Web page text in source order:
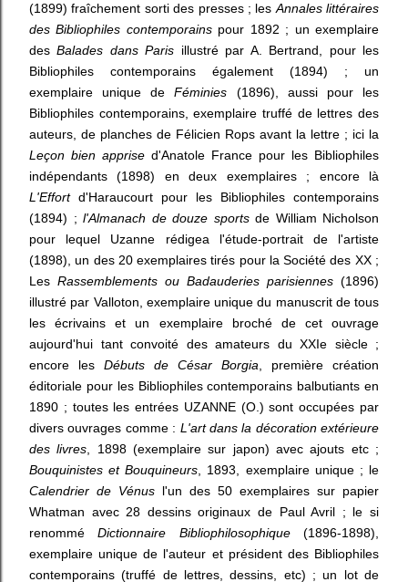
(1899) fraîchement sorti des presses ; lesAnnales littéraires
des Bibliophiles contemporainspour 1892 ; un exemplaire
desBalades dans Paris illustré par A. Bertrand, pour les
Bibliophiles contemporains également (1894) ; un
exemplaire unique deFéminies (1896), aussi pour les
Bibliophiles contemporains, exemplaire truffé de lettres des
auteurs, de planches de Félicien Rops avant la lettre ; ici la
Leçon bien apprise d'Anatole France pour les Bibliophiles
indépendants (1898) en deux exemplaires ; encore là
L'Effortd'Haraucourt pour les Bibliophiles contemporains
(1894) ; l'Almanach de douze sports de William Nicholson
pour lequel Uzanne rédigea l'étude-portrait de l'artiste
(1898), un des 20 exemplaires tirés pour la Société des XX ;
Les Rassemblements ou Badauderies parisiennes (1896)
illustré par Valloton, exemplaire unique du manuscrit de tous
les écrivains et un exemplaire broché de cet ouvrage
aujourd'hui tant convoité des amateurs du XXIe siècle ;
encore les Débuts de César Borgia, première création
éditoriale pour les Bibliophiles contemporains balbutiants en
1890 ; toutes les entrées UZANNE (O.) sont occupées par
divers ouvrages comme : L'art dans la décoration extérieure
des livres, 1898 (exemplaire sur japon) avec ajouts etc ;
Bouquinistes et Bouquineurs, 1893, exemplaire unique ; le
Calendrier de Vénus l'un des 50 exemplaires sur papier
Whatman avec 28 dessins originaux de Paul Avril ; le si
renomméDictionnaire Bibliophilosophique(1896-1898),
exemplaire unique de l'auteur et président des Bibliophiles
contemporains (truffé de lettres, dessins, etc) ; un lot de